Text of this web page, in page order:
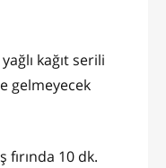
kağıt serili
gelmeyecek
fırında 10 dk.